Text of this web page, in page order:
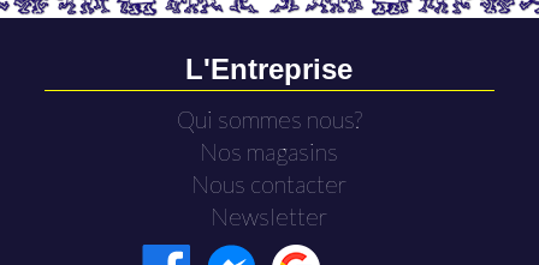
L'Entreprise
Qui sommes nous?
Nos magasins
Nous contacter
Newsletter